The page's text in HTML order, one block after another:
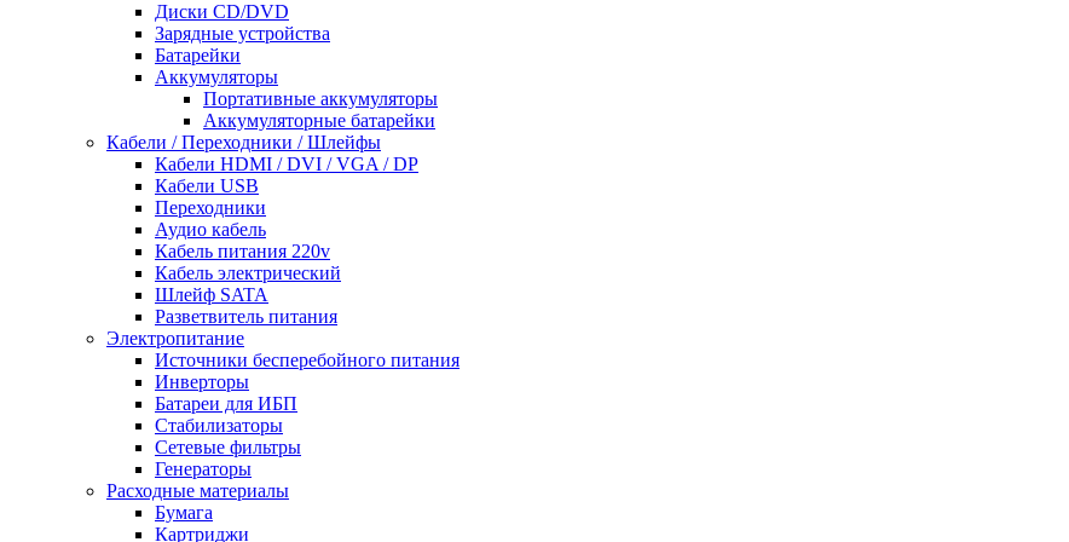
Диски CD/DVD
Зарядные устройства
Батарейки
Аккумуляторы
Портативные аккумуляторы
Аккумуляторные батарейки
Кабели / Переходники / Шлейфы
Кабели HDMI / DVI / VGA / DP
Кабели USB
Переходники
Аудио кабель
Кабель питания 220v
Кабель электрический
Шлейф SATA
Разветвитель питания
Электропитание
Источники бесперебойного питания
Инверторы
Батареи для ИБП
Стабилизаторы
Сетевые фильтры
Генераторы
Расходные материалы
Бумага
Картриджи